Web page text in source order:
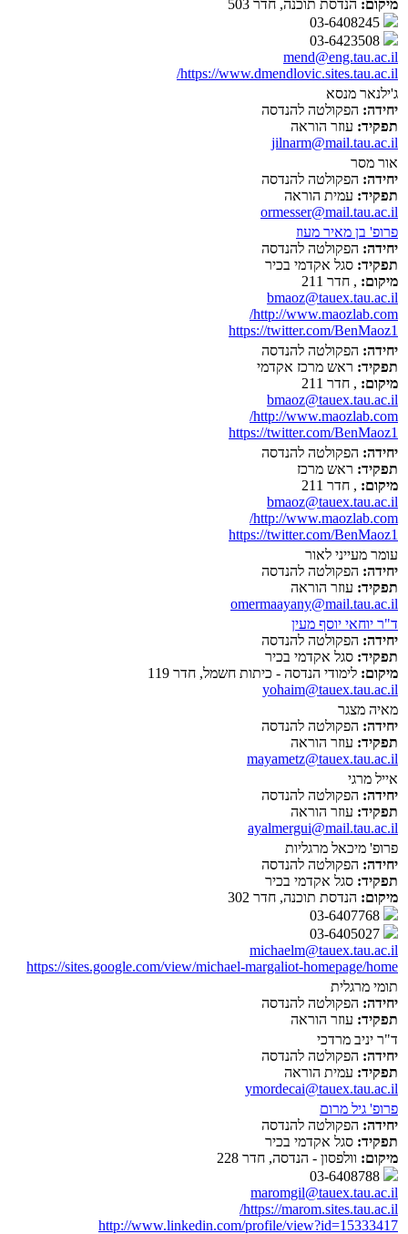
מיקום: הנדסת תוכנה, חדר 503
mend@eng.tau.ac.il
https://www.dmendlovic.sites.tau.ac.il/
ג'ילנאר מנסא
יחידה: הפקולטה להנדסה
תפקיד: עוזר הוראה
jilnarm@mail.tau.ac.il
אור מסר
יחידה: הפקולטה להנדסה
תפקיד: עמית הוראה
ormesser@mail.tau.ac.il
פרופ' בן מאיר מעוז
יחידה: הפקולטה להנדסה
תפקיד: סגל אקדמי בכיר
מיקום: , חדר 211
bmaoz@tauex.tau.ac.il
http://www.maozlab.com/
https://twitter.com/BenMaoz1
יחידה: הפקולטה להנדסה
תפקיד: ראש מרכז אקדמי
מיקום: , חדר 211
bmaoz@tauex.tau.ac.il
http://www.maozlab.com/
https://twitter.com/BenMaoz1
יחידה: הפקולטה להנדסה
תפקיד: ראש מרכז
מיקום: , חדר 211
bmaoz@tauex.tau.ac.il
http://www.maozlab.com/
https://twitter.com/BenMaoz1
עומר מעייני לאור
יחידה: הפקולטה להנדסה
תפקיד: עוזר הוראה
omermaayany@mail.tau.ac.il
ד"ר יוחאי יוסף מעין
יחידה: הפקולטה להנדסה
תפקיד: סגל אקדמי בכיר
מיקום: לימודי הנדסה - כיתות חשמל, חדר 119
yohaim@tauex.tau.ac.il
מאיה מצגר
יחידה: הפקולטה להנדסה
תפקיד: עוזר הוראה
mayametz@tauex.tau.ac.il
אייל מרגי
יחידה: הפקולטה להנדסה
תפקיד: עוזר הוראה
ayalmergui@mail.tau.ac.il
פרופ' מיכאל מרגליות
יחידה: הפקולטה להנדסה
תפקיד: סגל אקדמי בכיר
מיקום: הנדסת תוכנה, חדר 302
michaelm@tauex.tau.ac.il
https://sites.google.com/view/michael-margaliot-homepage/home
תומי מרגלית
יחידה: הפקולטה להנדסה
תפקיד: עוזר הוראה
ד"ר יניב מרדכי
יחידה: הפקולטה להנדסה
תפקיד: עמית הוראה
ymordecai@tauex.tau.ac.il
פרופ' גיל מרום
יחידה: הפקולטה להנדסה
תפקיד: סגל אקדמי בכיר
מיקום: וולפסון - הנדסה, חדר 228
maromgil@tauex.tau.ac.il
https://marom.sites.tau.ac.il/
http://www.linkedin.com/profile/view?id=15333417